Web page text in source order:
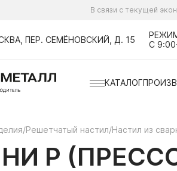
В связи с текущей
ПЕР. СЕМЁНОВСКИЙ, Д. 15
С
КАТАЛОГ
/Решетчатый настил/Настил из
P